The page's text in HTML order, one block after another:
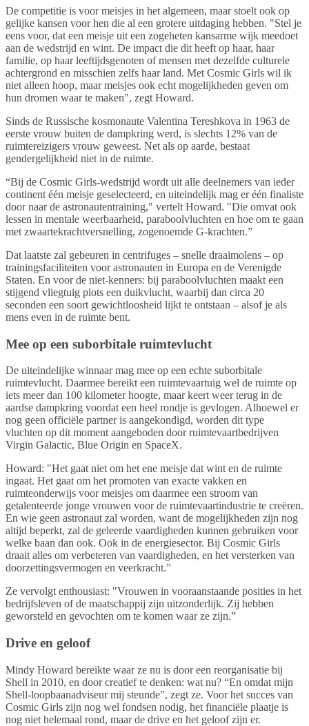
De competitie is voor meisjes in het algemeen, maar stoelt ook op
gelijke kansen voor hen die al een grotere uitdaging hebben. "Stel je
eens voor, dat een meisje uit een zogeheten kansarme wijk meedoet
aan de wedstrijd en wint. De impact die dit heeft op haar, haar
familie, op haar leeftijdsgenoten of mensen met dezelfde culturele
achtergrond en misschien zelfs haar land. Met Cosmic Girls wil ik
niet alleen hoop, maar meisjes ook echt mogelijkheden geven om
hun dromen waar te maken", zegt Howard.
Sinds de Russische kosmonaute Valentina Tereshkova in 1963 de
eerste vrouw buiten de dampkring werd, is slechts 12% van de
ruimtereizigers vrouw geweest. Net als op aarde, bestaat
gendergelijkheid niet in de ruimte.
“Bij de Cosmic Girls-wedstrijd wordt uit alle deelnemers van ieder
continent één meisje geselecteerd, en uiteindelijk mag er één finaliste
door naar de astronautentraining," vertelt Howard. "Die omvat ook
lessen in mentale weerbaarheid, paraboolvluchten en hoe om te gaan
met zwaartekrachtversnelling, zogenoemde G-krachten.”
Dat laatste zal gebeuren in centrifuges – snelle draaimolens – op
trainingsfaciliteiten voor astronauten in Europa en de Verenigde
Staten. En voor de niet-kenners: bij paraboolvluchten maakt een
stijgend vliegtuig plots een duikvlucht, waarbij dan circa 20
seconden een soort gewichtloosheid lijkt te ontstaan – alsof je als
mens even in de ruimte bent.
Mee op een suborbitale ruimtevlucht
De uiteindelijke winnaar mag mee op een echte suborbitale
ruimtevlucht. Daarmee bereikt een ruimtevaartuig wel de ruimte op
iets meer dan 100 kilometer hoogte, maar keert weer terug in de
aardse dampkring voordat een heel rondje is gevlogen. Alhoewel er
nog geen officiële partner is aangekondigd, worden dit type
vluchten op dit moment aangeboden door ruimtevaartbedrijven
Virgin Galactic, Blue Origin en SpaceX.
Howard: "Het gaat niet om het ene meisje dat wint en de ruimte
ingaat. Het gaat om het promoten van exacte vakken en
ruimteonderwijs voor meisjes om daarmee een stroom van
getalenteerde jonge vrouwen voor de ruimtevaartindustrie te creëren.
En wie geen astronaut zal worden, want de mogelijkheden zijn nog
altijd beperkt, zal de geleerde vaardigheden kunnen gebruiken voor
welke baan dan ook. Ook in de energiesector. Bij Cosmic Girls
draait alles om verbeteren van vaardigheden, en het versterken van
doorzettingsvermogen en veerkracht.”
Ze vervolgt enthousiast: "Vrouwen in vooraanstaande posities in het
bedrijfsleven of de maatschappij zijn uitzonderlijk. Zij hebben
geworsteld en gevochten om te komen waar ze zijn.”
Drive en geloof
Mindy Howard bereikte waar ze nu is door een reorganisatie bij
Shell in 2010, en door creatief te denken: wat nu? “En omdat mijn
Shell-loopbaanadviseur mij steunde”, zegt ze. Voor het succes van
Cosmic Girls zijn nog wel fondsen nodig, het financiële plaatje is
nog niet helemaal rond, maar de drive en het geloof zijn er.